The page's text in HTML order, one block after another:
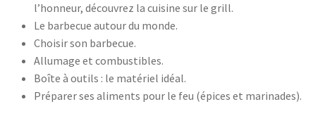
l’honneur, découvrez la cuisine sur le grill.
Le barbecue autour du monde.
Choisir son barbecue.
Allumage et combustibles.
Boîte à outils : le matériel idéal.
Préparer ses aliments pour le feu (épices et marinades).